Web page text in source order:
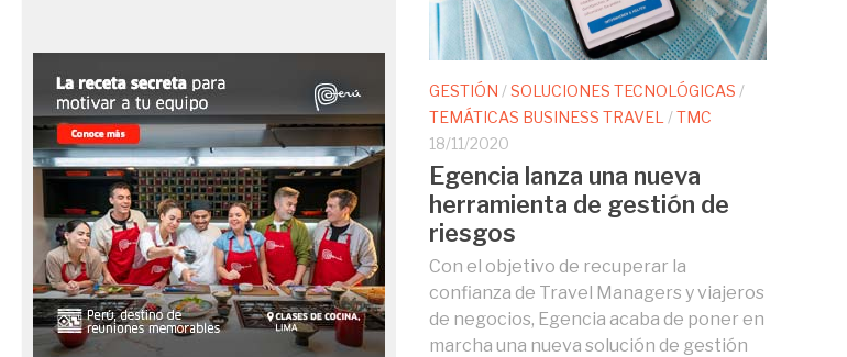
GESTIÓN /SOLUCIONES TECNOLÓGICAS /
TEMÁTICAS BUSINESS TRAVEL /TMC
18/11/2020
Egencia lanza una nueva
herramienta de gestión de
riesgos
Con el objetivo de recuperar la
confianza de Travel Managers y viajeros
de negocios, Egencia acaba de poner en
marcha una nueva solución de gestión